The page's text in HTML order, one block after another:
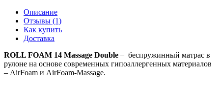
Описание
Отзывы (1)
Как купить
Доставка
ROLL FOAM 14 Massage Double – беспружинный матрас в
рулоне на основе современных гипоаллергенных материалов
– AirFoam и AirFoam-Massage.